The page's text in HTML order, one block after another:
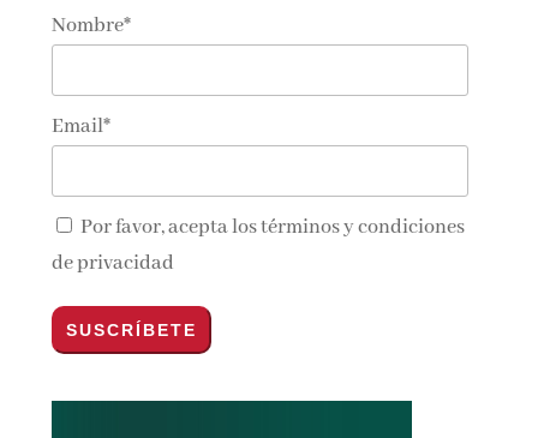
Nombre*
Email*
Por favor, acepta lostérminos y condiciones
de privacidad